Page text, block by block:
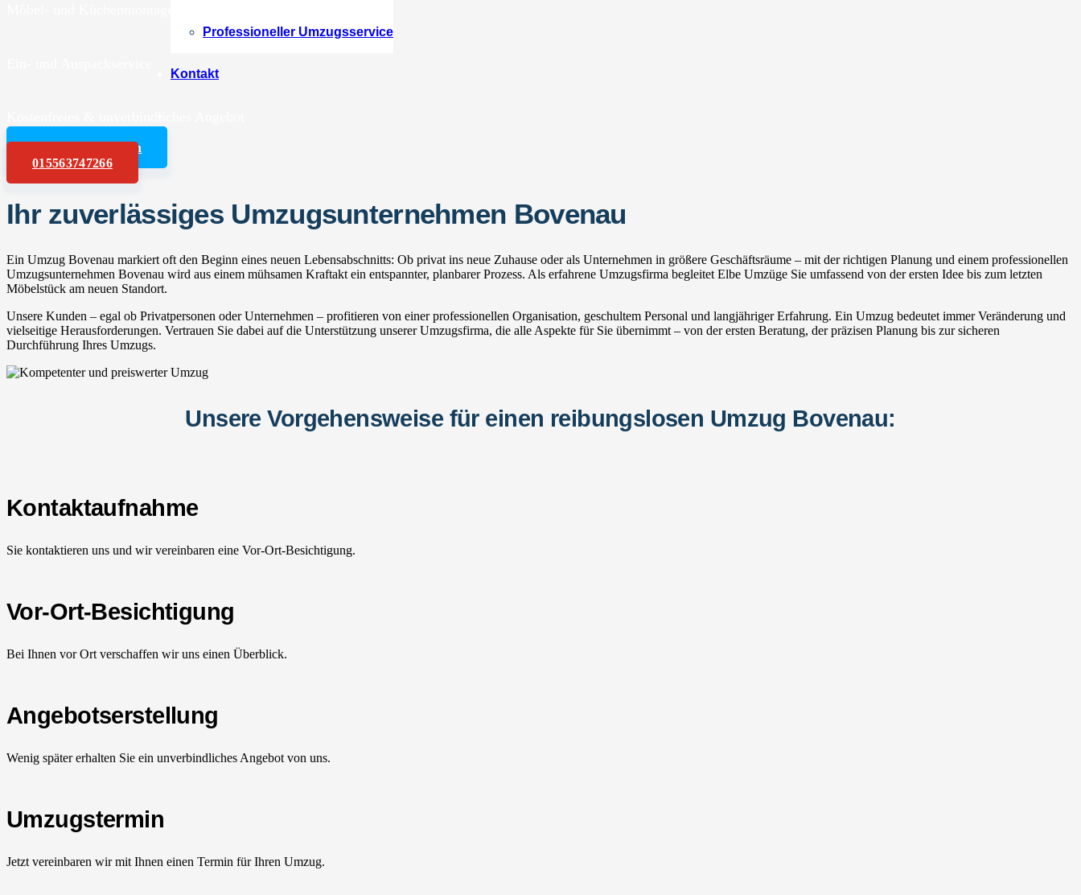
Professioneller Umzugsservice
Kontakt
Angebot anfordern
015563747266
Ihr zuverlässiges Umzugsunternehmen Bovenau
Ein Umzug Bovenau markiert oft den Beginn eines neuen Lebensabschnitts: Ob privat ins neue Zuhause oder als Unternehmen in größere Geschäftsräume – mit der richtigen Planung und einem professionellen
Umzugsunternehmen Bovenau wird aus einem mühsamen Kraftakt ein entspannter, planbarer Prozess. Als erfahrene Umzugsfirma begleitet Elbe Umzüge Sie umfassend von der ersten Idee bis zum letzten
Möbelstück am neuen Standort.
Unsere Kunden – egal ob Privatpersonen oder Unternehmen – profitieren von einer professionellen Organisation, geschultem Personal und langjähriger Erfahrung. Ein Umzug bedeutet immer Veränderung und
vielseitige Herausforderungen. Vertrauen Sie dabei auf die Unterstützung unserer Umzugsfirma, die alle Aspekte für Sie übernimmt – von der ersten Beratung, der präzisen Planung bis zur sicheren
Durchführung Ihres Umzugs.
Unsere Vorgehensweise für einen reibungslosen Umzug Bovenau:
Kontaktaufnahme
Sie kontaktieren uns und wir vereinbaren eine Vor-Ort-Besichtigung.
Vor-Ort-Besichtigung
Bei Ihnen vor Ort verschaffen wir uns einen Überblick.
Angebotserstellung
Wenig später erhalten Sie ein unverbindliches Angebot von uns.
Umzugstermin
Jetzt vereinbaren wir mit Ihnen einen Termin für Ihren Umzug.